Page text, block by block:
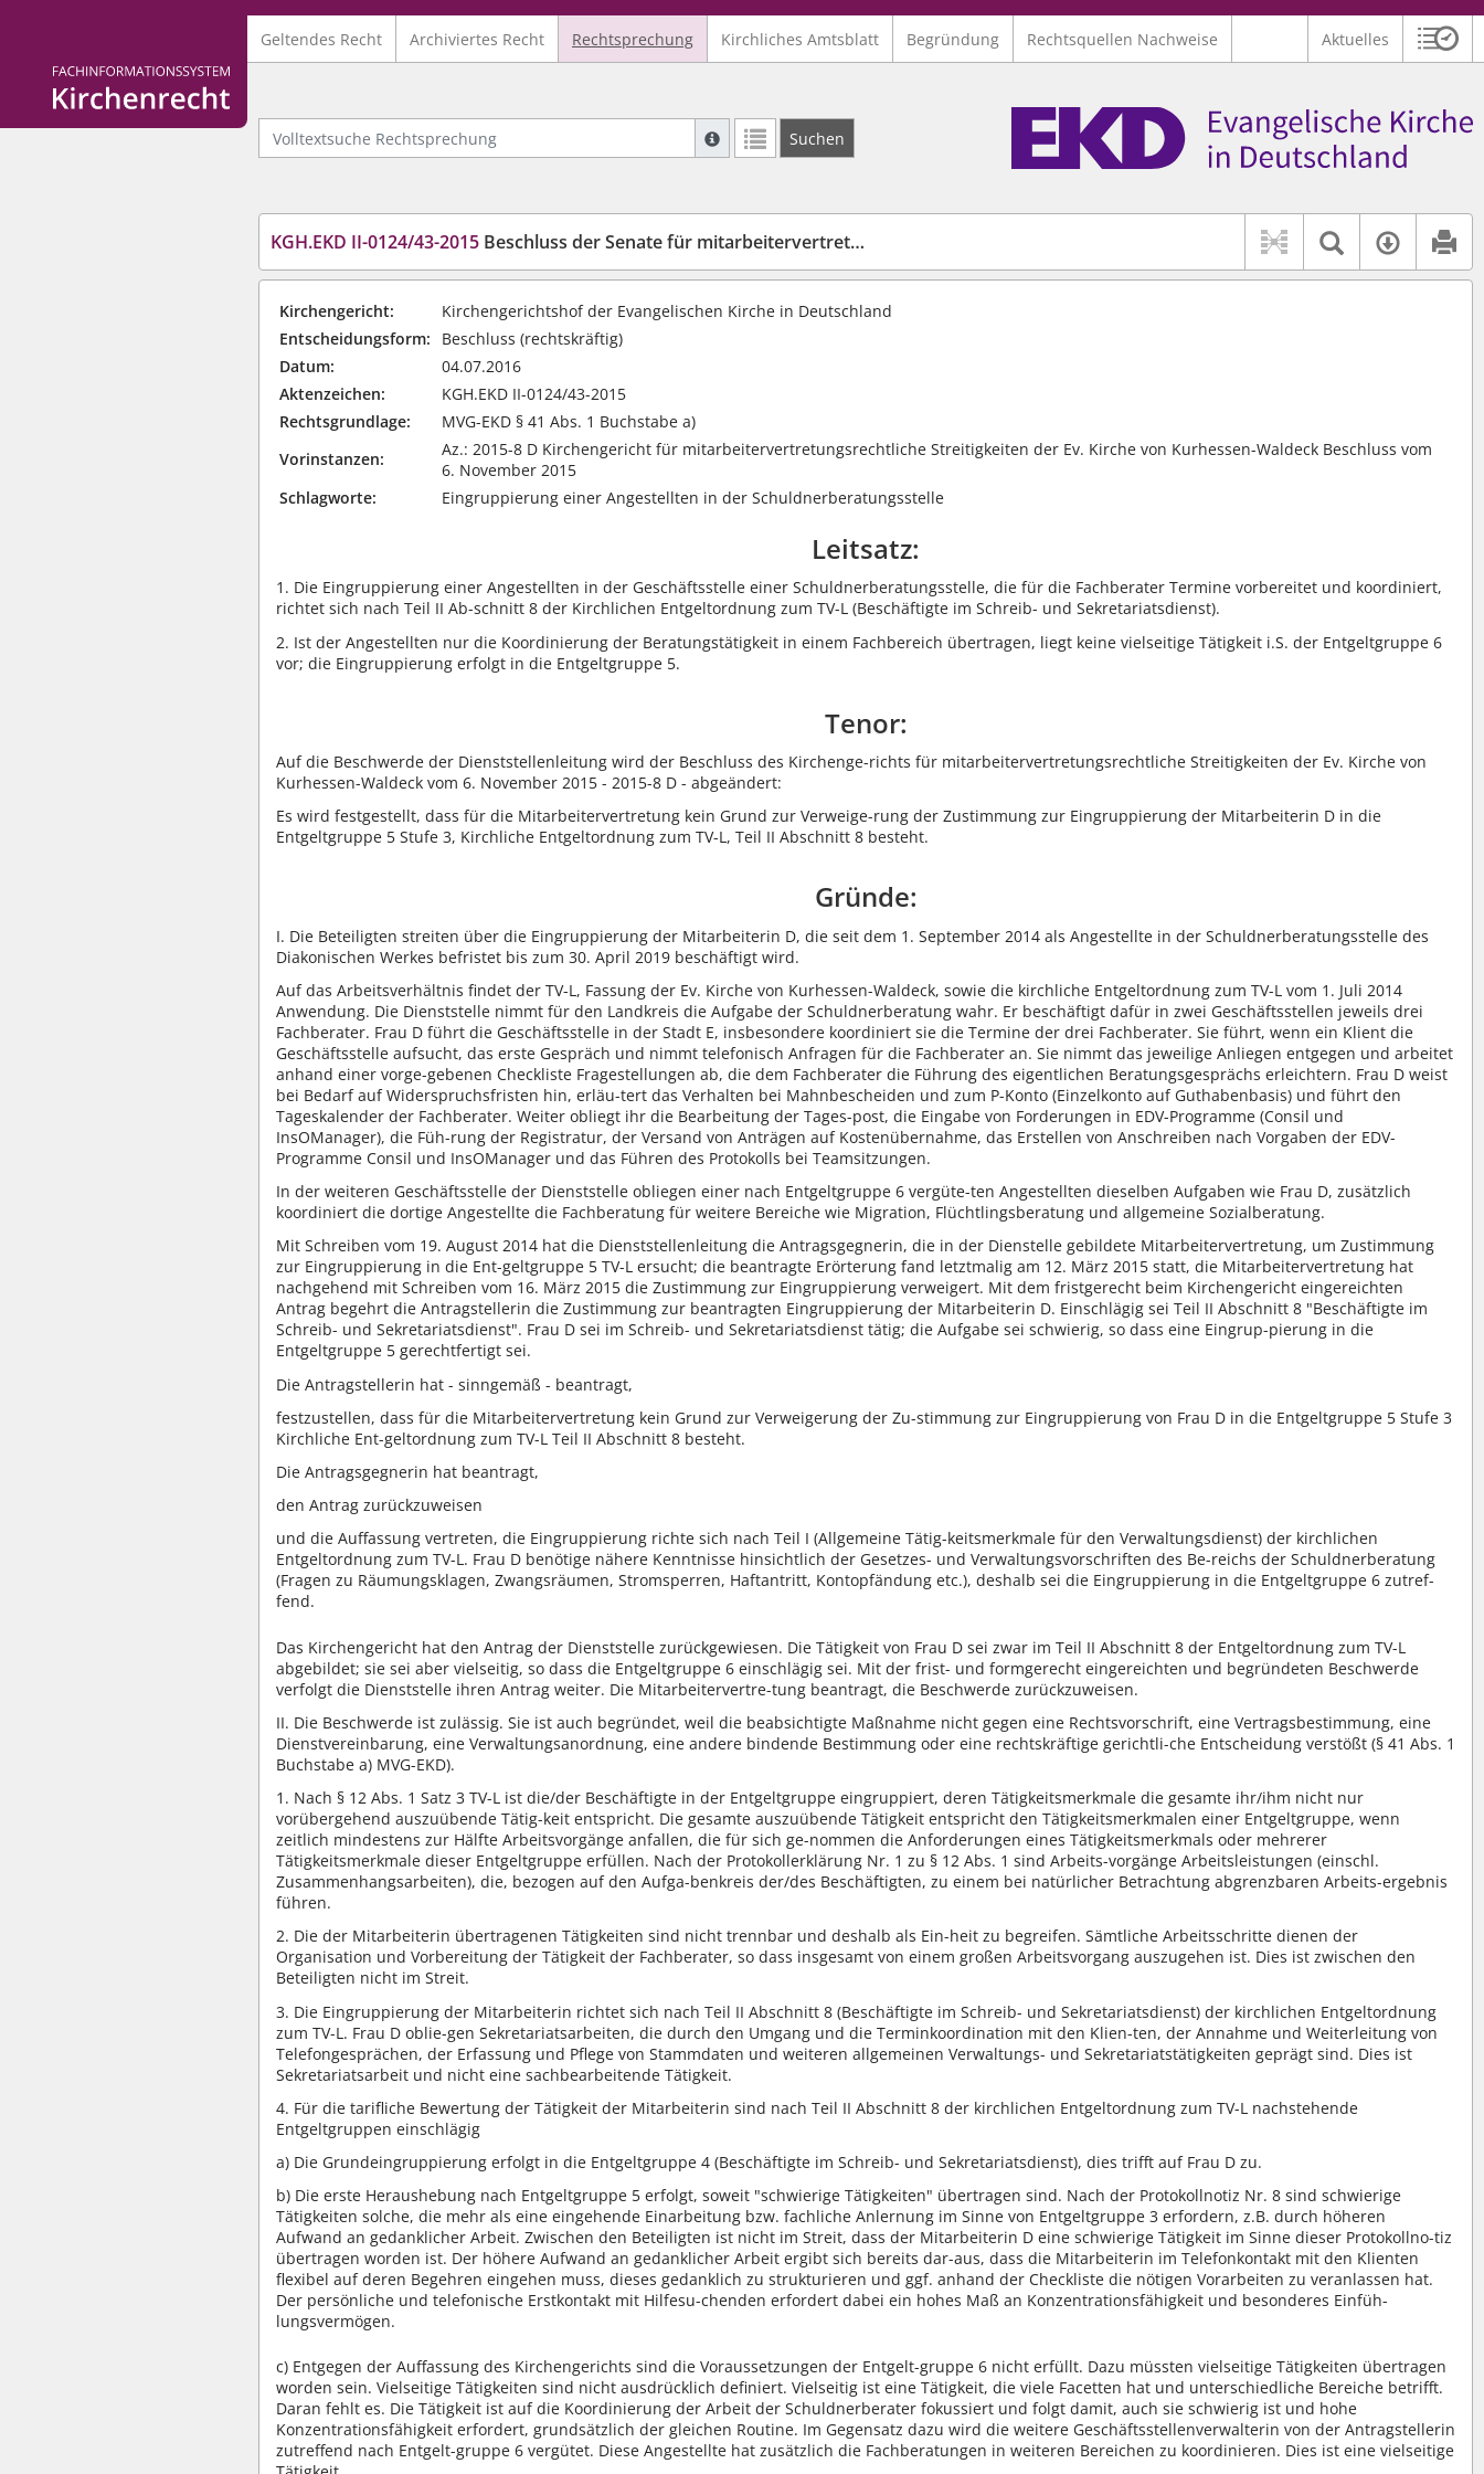
Logo Fachinformationssystem Kirchenrecht
Geltendes Recht Archiviertes Recht Rechtsprechung Kirchliches Amtsblatt Begründung Rechtsquellen Nachweise Aktuelles
Volltextsuche Rechtsprechung
Suche mit Platzhalter "*", Bsp. Pfarrer*, findet auch: "Pfarrerinitiative" oder "Pfarrerausschuss".
Weitere Suchoperatoren finden Sie in unserer Hilfe.
Suchen
KGH.EKD II-0124/43-2015 Beschluss der Senate für mitarbeitervertretungsrechtliche Streitigkeiten vom 4 Juli 2016 Textsuche
Kirchengericht:
Kirchengerichtshof der Evangelischen Kirche in Deutschland
Entscheidungsform:
Beschluss (rechtskräftig)
Datum:
04.07.2016
Aktenzeichen:
KGH.EKD II-0124/43-2015
Rechtsgrundlage:
MVG-EKD § 41 Abs. 1 Buchstabe a)
Vorinstanzen:
Az.: 2015-8 D Kirchengericht für mitarbeitervertretungsrechtliche Streitigkeiten der Ev. Kirche von Kurhessen-Waldeck Beschluss vom
6. November 2015
Schlagworte:
Eingruppierung einer Angestellten in der Schuldnerberatungsstelle
Leitsatz:
1. Die Eingruppierung einer Angestellten in der Geschäftsstelle einer Schuldnerberatungsstelle, die für die Fachberater Termine vorbereitet und koordiniert,
richtet sich nach Teil II Ab-schnitt 8 der Kirchlichen Entgeltordnung zum TV-L (Beschäftigte im Schreib- und Sekretariatsdienst).
2. Ist der Angestellten nur die Koordinierung der Beratungstätigkeit in einem Fachbereich übertragen, liegt keine vielseitige Tätigkeit i.S. der Entgeltgruppe 6
vor; die Eingruppierung erfolgt in die Entgeltgruppe 5.
Tenor:
Auf die Beschwerde der Dienststellenleitung wird der Beschluss des Kirchenge-richts für mitarbeitervertretungsrechtliche Streitigkeiten der Ev. Kirche von
Kurhessen-Waldeck vom 6. November 2015 - 2015-8 D - abgeändert:
Es wird festgestellt, dass für die Mitarbeitervertretung kein Grund zur Verweige-rung der Zustimmung zur Eingruppierung der Mitarbeiterin D in die
Entgeltgruppe 5 Stufe 3, Kirchliche Entgeltordnung zum TV-L, Teil II Abschnitt 8 besteht.
Gründe:
I. Die Beteiligten streiten über die Eingruppierung der Mitarbeiterin D, die seit dem 1. September 2014 als Angestellte in der Schuldnerberatungsstelle des
Diakonischen Werkes befristet bis zum 30. April 2019 beschäftigt wird.
Auf das Arbeitsverhältnis findet der TV-L, Fassung der Ev. Kirche von Kurhessen-Waldeck, sowie die kirchliche Entgeltordnung zum TV-L vom 1. Juli 2014
Anwendung. Die Dienststelle nimmt für den Landkreis die Aufgabe der Schuldnerberatung wahr. Er beschäftigt dafür in zwei Geschäftsstellen jeweils drei
Fachberater. Frau D führt die Geschäftsstelle in der Stadt E, insbesondere koordiniert sie die Termine der drei Fachberater. Sie führt, wenn ein Klient die
Geschäftsstelle aufsucht, das erste Gespräch und nimmt telefonisch Anfragen für die Fachberater an. Sie nimmt das jeweilige Anliegen entgegen und arbeitet
anhand einer vorge-gebenen Checkliste Fragestellungen ab, die dem Fachberater die Führung des eigentlichen Beratungsgesprächs erleichtern. Frau D weist
bei Bedarf auf Widerspruchsfristen hin, erläu-tert das Verhalten bei Mahnbescheiden und zum P-Konto (Einzelkonto auf Guthabenbasis) und führt den
Tageskalender der Fachberater. Weiter obliegt ihr die Bearbeitung der Tages-post, die Eingabe von Forderungen in EDV-Programme (Consil und
InsOManager), die Füh-rung der Registratur, der Versand von Anträgen auf Kostenübernahme, das Erstellen von Anschreiben nach Vorgaben der EDV-
Programme Consil und InsOManager und das Führen des Protokolls bei Teamsitzungen.
In der weiteren Geschäftsstelle der Dienststelle obliegen einer nach Entgeltgruppe 6 vergüte-ten Angestellten dieselben Aufgaben wie Frau D, zusätzlich
koordiniert die dortige Angestellte die Fachberatung für weitere Bereiche wie Migration, Flüchtlingsberatung und allgemeine Sozialberatung.
Mit Schreiben vom 19. August 2014 hat die Dienststellenleitung die Antragsgegnerin, die in der Dienstelle gebildete Mitarbeitervertretung, um Zustimmung
zur Eingruppierung in die Ent-geltgruppe 5 TV-L ersucht; die beantragte Erörterung fand letztmalig am 12. März 2015 statt, die Mitarbeitervertretung hat
nachgehend mit Schreiben vom 16. März 2015 die Zustimmung zur Eingruppierung verweigert. Mit dem fristgerecht beim Kirchengericht eingereichten
Antrag begehrt die Antragstellerin die Zustimmung zur beantragten Eingruppierung der Mitarbeiterin D. Einschlägig sei Teil II Abschnitt 8 "Beschäftigte im
Schreib- und Sekretariatsdienst". Frau D sei im Schreib- und Sekretariatsdienst tätig; die Aufgabe sei schwierig, so dass eine Eingrup-pierung in die
Entgeltgruppe 5 gerechtfertigt sei.
Die Antragstellerin hat - sinngemäß - beantragt,
festzustellen, dass für die Mitarbeitervertretung kein Grund zur Verweigerung der Zu-stimmung zur Eingruppierung von Frau D in die Entgeltgruppe 5 Stufe 3
Kirchliche Ent-geltordnung zum TV-L Teil II Abschnitt 8 besteht.
Die Antragsgegnerin hat beantragt,
den Antrag zurückzuweisen
und die Auffassung vertreten, die Eingruppierung richte sich nach Teil I (Allgemeine Tätig-keitsmerkmale für den Verwaltungsdienst) der kirchlichen
Entgeltordnung zum TV-L. Frau D benötige nähere Kenntnisse hinsichtlich der Gesetzes- und Verwaltungsvorschriften des Be-reichs der Schuldnerberatung
(Fragen zu Räumungsklagen, Zwangsräumen, Stromsperren, Haftantritt, Kontopfändung etc.), deshalb sei die Eingruppierung in die Entgeltgruppe 6 zutref-
fend.
Das Kirchengericht hat den Antrag der Dienststelle zurückgewiesen. Die Tätigkeit von Frau D sei zwar im Teil II Abschnitt 8 der Entgeltordnung zum TV-L
abgebildet; sie sei aber vielseitig, so dass die Entgeltgruppe 6 einschlägig sei. Mit der frist- und formgerecht eingereichten und begründeten Beschwerde
verfolgt die Dienststelle ihren Antrag weiter. Die Mitarbeitervertre-tung beantragt, die Beschwerde zurückzuweisen.
II. Die Beschwerde ist zulässig. Sie ist auch begründet, weil die beabsichtigte Maßnahme nicht gegen eine Rechtsvorschrift, eine Vertragsbestimmung, eine
Dienstvereinbarung, eine Verwaltungsanordnung, eine andere bindende Bestimmung oder eine rechtskräftige gerichtli-che Entscheidung verstößt (§ 41 Abs. 1
Buchstabe a) MVG-EKD).
1. Nach § 12 Abs. 1 Satz 3 TV-L ist die/der Beschäftigte in der Entgeltgruppe eingruppiert, deren Tätigkeitsmerkmale die gesamte ihr/ihm nicht nur
vorübergehend auszuübende Tätig-keit entspricht. Die gesamte auszuübende Tätigkeit entspricht den Tätigkeitsmerkmalen einer Entgeltgruppe, wenn
zeitlich mindestens zur Hälfte Arbeitsvorgänge anfallen, die für sich ge-nommen die Anforderungen eines Tätigkeitsmerkmals oder mehrerer
Tätigkeitsmerkmale dieser Entgeltgruppe erfüllen. Nach der Protokollerklärung Nr. 1 zu § 12 Abs. 1 sind Arbeits-vorgänge Arbeitsleistungen (einschl.
Zusammenhangsarbeiten), die, bezogen auf den Aufga-benkreis der/des Beschäftigten, zu einem bei natürlicher Betrachtung abgrenzbaren Arbeits-ergebnis
führen.
2. Die der Mitarbeiterin übertragenen Tätigkeiten sind nicht trennbar und deshalb als Ein-heit zu begreifen. Sämtliche Arbeitsschritte dienen der
Organisation und Vorbereitung der Tätigkeit der Fachberater, so dass insgesamt von einem großen Arbeitsvorgang auszugehen ist. Dies ist zwischen den
Beteiligten nicht im Streit.
3. Die Eingruppierung der Mitarbeiterin richtet sich nach Teil II Abschnitt 8 (Beschäftigte im Schreib- und Sekretariatsdienst) der kirchlichen Entgeltordnung
zum TV-L. Frau D oblie-gen Sekretariatsarbeiten, die durch den Umgang und die Terminkoordination mit den Klien-ten, der Annahme und Weiterleitung von
Telefongesprächen, der Erfassung und Pflege von Stammdaten und weiteren allgemeinen Verwaltungs- und Sekretariatstätigkeiten geprägt sind. Dies ist
Sekretariatsarbeit und nicht eine sachbearbeitende Tätigkeit.
4. Für die tarifliche Bewertung der Tätigkeit der Mitarbeiterin sind nach Teil II Abschnitt 8 der kirchlichen Entgeltordnung zum TV-L nachstehende
Entgeltgruppen einschlägig
a) Die Grundeingruppierung erfolgt in die Entgeltgruppe 4 (Beschäftigte im Schreib- und Sekretariatsdienst), dies trifft auf Frau D zu.
b) Die erste Heraushebung nach Entgeltgruppe 5 erfolgt, soweit "schwierige Tätigkeiten" übertragen sind. Nach der Protokollnotiz Nr. 8 sind schwierige
Tätigkeiten solche, die mehr als eine eingehende Einarbeitung bzw. fachliche Anlernung im Sinne von Entgeltgruppe 3 erfordern, z.B. durch höheren
Aufwand an gedanklicher Arbeit. Zwischen den Beteiligten ist nicht im Streit, dass der Mitarbeiterin D eine schwierige Tätigkeit im Sinne dieser Protokollno-tiz
übertragen worden ist. Der höhere Aufwand an gedanklicher Arbeit ergibt sich bereits dar-aus, dass die Mitarbeiterin im Telefonkontakt mit den Klienten
flexibel auf deren Begehren eingehen muss, dieses gedanklich zu strukturieren und ggf. anhand der Checkliste die nötigen Vorarbeiten zu veranlassen hat.
Der persönliche und telefonische Erstkontakt mit Hilfesu-chenden erfordert dabei ein hohes Maß an Konzentrationsfähigkeit und besonderes Einfüh-
lungsvermögen.
c) Entgegen der Auffassung des Kirchengerichts sind die Voraussetzungen der Entgelt-gruppe 6 nicht erfüllt. Dazu müssten vielseitige Tätigkeiten übertragen
worden sein. Vielseitige Tätigkeiten sind nicht ausdrücklich definiert. Vielseitig ist eine Tätigkeit, die viele Facetten hat und unterschiedliche Bereiche betrifft.
Daran fehlt es. Die Tätigkeit ist auf die Koordinierung der Arbeit der Schuldnerberater fokussiert und folgt damit, auch sie schwierig ist und hohe
Konzentrationsfähigkeit erfordert, grundsätzlich der gleichen Routine. Im Gegensatz dazu wird die weitere Geschäftsstellenverwalterin von der Antragstellerin
zutreffend nach Entgelt-gruppe 6 vergütet. Diese Angestellte hat zusätzlich die Fachberatungen in weiteren Bereichen zu koordinieren. Dies ist eine vielseitige